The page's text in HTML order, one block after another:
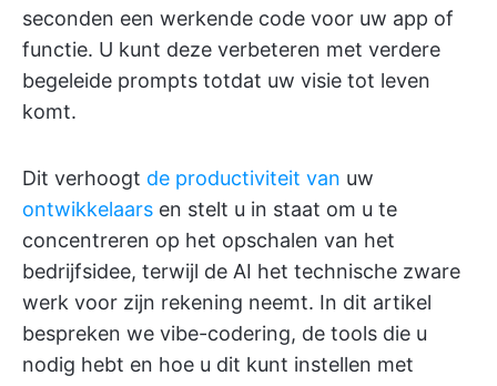
seconden een werkende code voor uw app of
functie. U kunt deze verbeteren met verdere
begeleide prompts totdat uw visie tot leven
komt.
Dit verhoogt de productiviteit van uw
ontwikkelaars en stelt u in staat om u te
concentreren op het opschalen van het
bedrijfsidee, terwijl de AI het technische zware
werk voor zijn rekening neemt. In dit artikel
bespreken we vibe-codering, de tools die u
nodig hebt en hoe u dit kunt instellen met